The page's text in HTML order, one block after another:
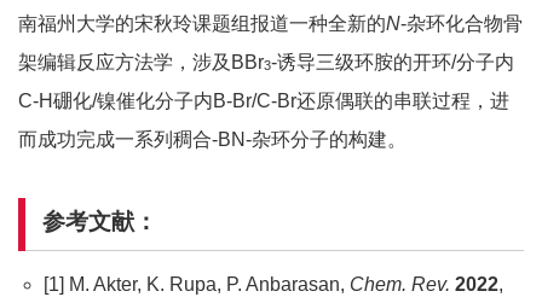
南福州大学的宋秋玲课题组报道一种全新的N-杂环化合物骨
架编辑反应方法学，涉及BBr3-诱导三级环胺的开环/分子内
C-H硼化/镍催化分子内B-Br/C-Br还原偶联的串联过程，进
而成功完成一系列稠合-BN-杂环分子的构建。
参考文献：
[1] M. Akter, K. Rupa, P. Anbarasan, Chem. Rev. 2022,